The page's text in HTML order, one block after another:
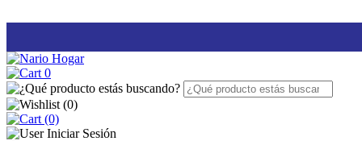
0
(0)
(0)
Iniciar Sesión